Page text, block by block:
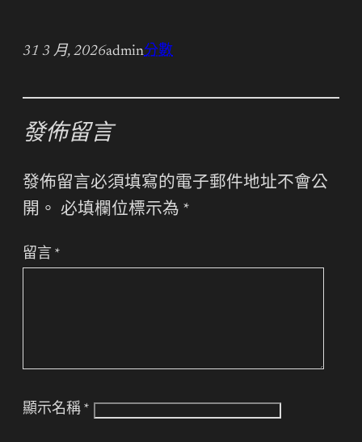
31 3 月, 2026admin分數
發佈留言
發佈留言必須填寫的電子郵件地址不會公
開。 必填欄位標示為 *
留言 *
顯示名稱 *